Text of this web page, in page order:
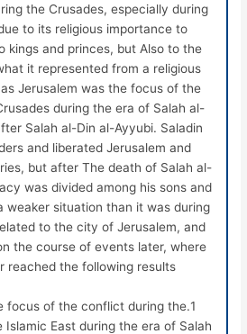
the Crusades, especially during
to its religious importance to
kings and princes, but Also to the
it represented from a religious
Jerusalem was the focus of the
during the era of Salah al-
Salah al-Din al-Ayyubi. Saladin
and liberated Jerusalem and
but after The death of Salah al-
was divided among his sons and
weaker situation than it was during
to the city of Jerusalem, and
the course of events later, where
reached the following results:
focus of the conflict during the
Islamic East during the era of Salah